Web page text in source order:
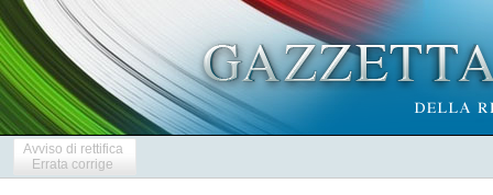
Avviso di rettifica
Errata corrige